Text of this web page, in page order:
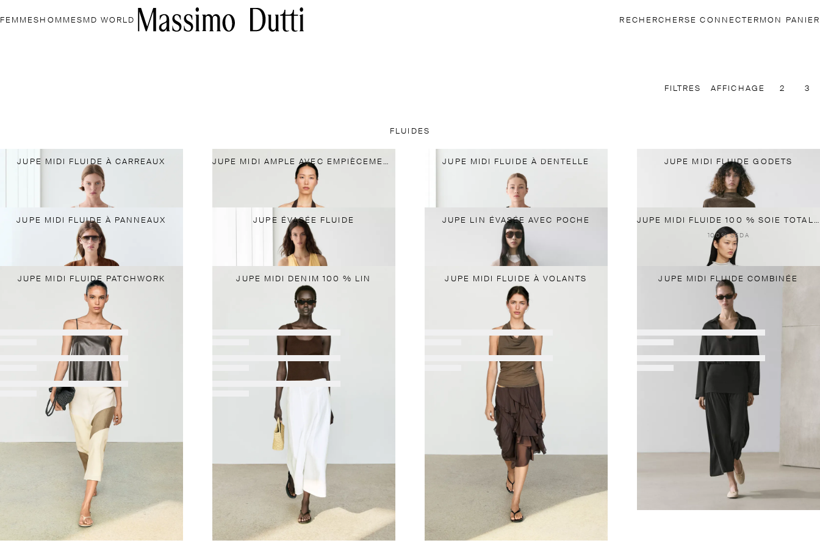
FEMMES HOMMES MD WORLD RECHERCHERSE CONNECTER MON PANIER
FILTRES AFFICHAGE 2 3
FLUIDES
JUPE MIDI FLUIDE À CARREAUX JUPE MIDI AMPLE AVEC EMPIÈCEMENT JUPE MIDI FLUIDE À DENTELLE JUPE MIDI FLUIDE GODETS
JUPE MIDI FLUIDE À PANNEAUX JUPE ÉVASÉE FLUIDE JUPE LIN ÉVASÉE AVEC POCHE JUPE MIDI FLUIDE 100 % SOIE TOTAL LOOK
100% SEDA
JUPE MIDI FLUIDE PATCHWORK JUPE MIDI DENIM 100 % LIN JUPE MIDI FLUIDE À VOLANTS JUPE MIDI FLUIDE COMBINÉE